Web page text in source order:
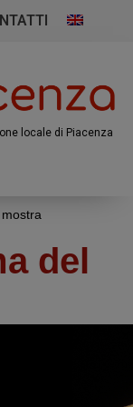
locale di Piacenza
del